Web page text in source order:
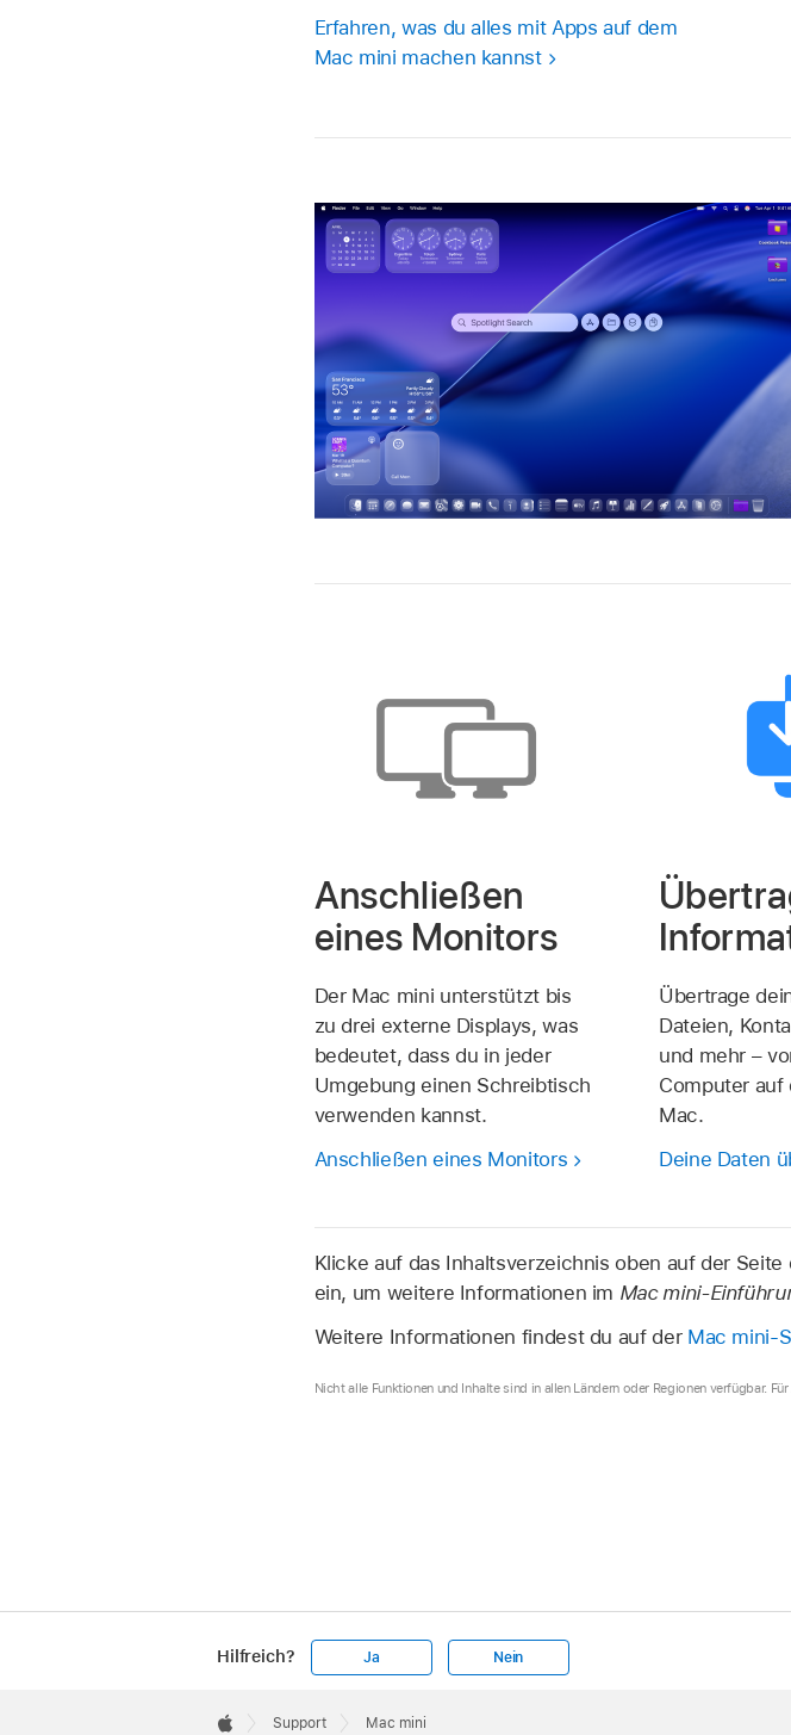
Erfahren, was du alles mit Apps auf dem
Mac mini machen kannst
Anschließen
eines Monitors
Der Mac mini unterstützt bis
zu drei externe Displays, was
bedeutet, dass du in jeder
Umgebung einen Schreibtisch
verwenden kannst.
Anschließen eines Monitors
Übertrage
Dateien,
und mehr –
Computer auf
Mac.
Deine Daten
Klicke auf das Inhaltsverzeichnis oben auf der
ein, um weitere Informationen im Mac mini-
Weitere Informationen findest du auf der Mac mini-
Nicht alle Funktionen und Inhalte sind in allen Ländern oder Regionen verfügbar.
Hilfreich? Ja Nein
Footer

Support Mac mini